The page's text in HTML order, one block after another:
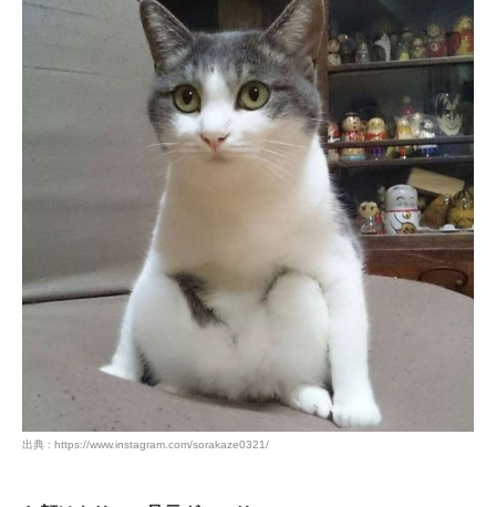
出典 : https://www.instagram.com/sorakaze0321/